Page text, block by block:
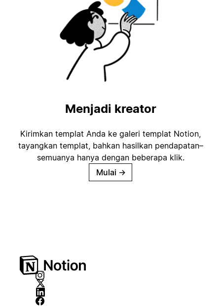
Menjadi kreator
Kirimkan templat Anda ke galeri templat Notion,
tayangkan templat, bahkan hasilkan pendapatan–
semuanya hanya dengan beberapa klik.
Mulai →